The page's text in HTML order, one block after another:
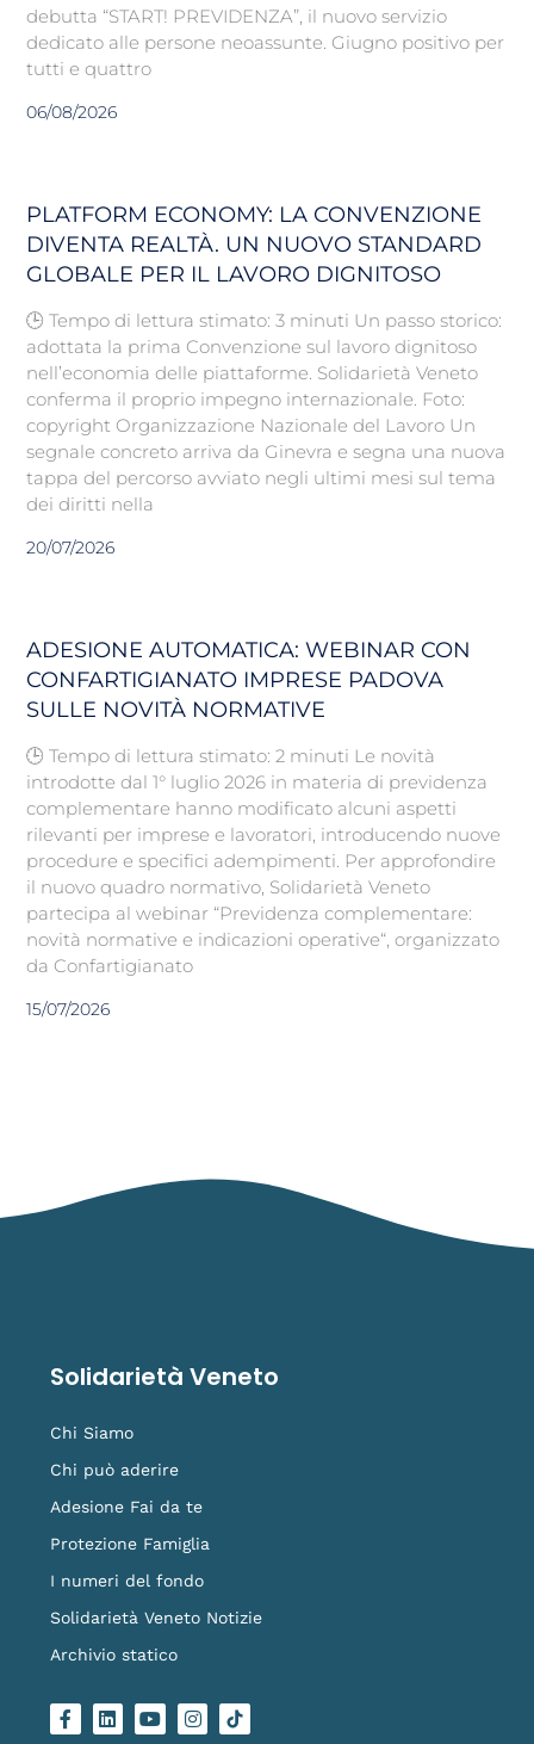
debutta “START! PREVIDENZA”, il nuovo servizio
dedicato alle persone neoassunte. Giugno positivo per
tutti e quattro
06/08/2026
PLATFORM ECONOMY: LA CONVENZIONE
DIVENTA REALTÀ. UN NUOVO STANDARD
GLOBALE PER IL LAVORO DIGNITOSO
🕒 Tempo di lettura stimato: 3 minuti Un passo storico:
adottata la prima Convenzione sul lavoro dignitoso
nell’economia delle piattaforme. Solidarietà Veneto
conferma il proprio impegno internazionale. Foto:
copyright Organizzazione Nazionale del Lavoro Un
segnale concreto arriva da Ginevra e segna una nuova
tappa del percorso avviato negli ultimi mesi sul tema
dei diritti nella
20/07/2026
ADESIONE AUTOMATICA: WEBINAR CON
CONFARTIGIANATO IMPRESE PADOVA
SULLE NOVITÀ NORMATIVE
🕒 Tempo di lettura stimato: 2 minuti Le novità
introdotte dal 1° luglio 2026 in materia di previdenza
complementare hanno modificato alcuni aspetti
rilevanti per imprese e lavoratori, introducendo nuove
procedure e specifici adempimenti. Per approfondire
il nuovo quadro normativo, Solidarietà Veneto
partecipa al webinar “Previdenza complementare:
novità normative e indicazioni operative“, organizzato
da Confartigianato
15/07/2026
Solidarietà Veneto
Chi Siamo
Chi può aderire
Adesione Fai da te
Protezione Famiglia
I numeri del fondo
Solidarietà Veneto Notizie
Archivio statico
F
a
L
i
Y
o
I
n
L
o